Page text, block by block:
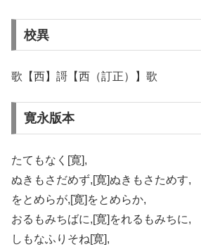
校異
歌【西】謌【西（訂正）】歌
寛永版本
たてもなく[寛],
ぬきもさだめず,[寛]ぬきもさためす,
をとめらが,[寛]をとめらか,
おるもみちばに,[寛]をれるもみちに,
しもなふりそね[寛],